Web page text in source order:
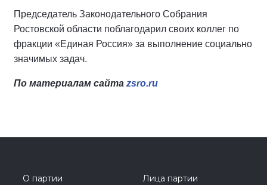
Председатель Законодательного Собрания
Ростовской области поблагодарил своих коллег по
фракции «Единая Россия» за выполнение социально
значимых задач.
По материалам сайта zsro.ru
О партии
Лица партии